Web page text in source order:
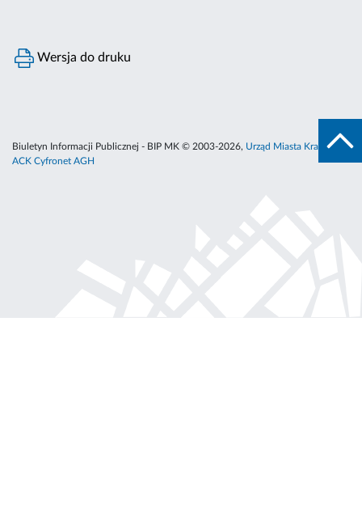
Wersja do druku
Biuletyn Informacji Publicznej - BIP MK © 2003-2026, Urząd Miasta Krakowa
ACK Cyfronet AGH